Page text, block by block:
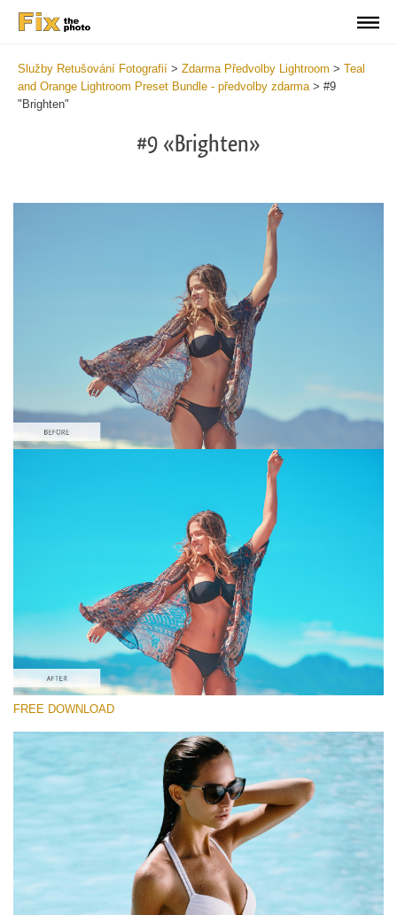
Služby Retušování Fotografií > Zdarma Předvolby Lightroom > Teal
and Orange Lightroom Preset Bundle - předvolby zdarma> #9
"Brighten"
#9 «Brighten»
Prosím vyberte
Must-Have Collection
(1432 Lr Presets)
Entire Collection
(2067 Lr Presets)
Stažení zdarma
FREE DOWNLOAD